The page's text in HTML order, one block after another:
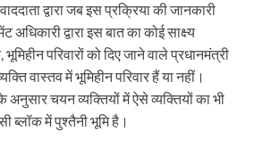
द्वारा जब इस प्रक्रिया की जानकारी
द्वारा इस बात का कोई साक्ष्य
परिवारों को दिए जाने वाले प्रधानमंत्री
वास्तव में भूमिहीन परिवार हैं या नहीं।
अनुसार चयन व्यक्तियों में ऐसे व्यक्तियों का भी
ब्लॉक में पुश्तैनी भूमि है।